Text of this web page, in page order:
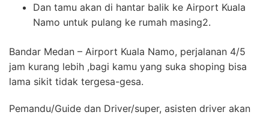
Dan tamu akan di hantar balik ke Airport Kuala
Namo untuk pulang ke rumah masing2.
Bandar Medan – Airport Kuala Namo, perjalanan 4/5
jam kurang lebih ,bagi kamu yang suka shoping bisa
lama sikit tidak tergesa-gesa.
Pemandu/Guide dan Driver/super, asisten driver akan